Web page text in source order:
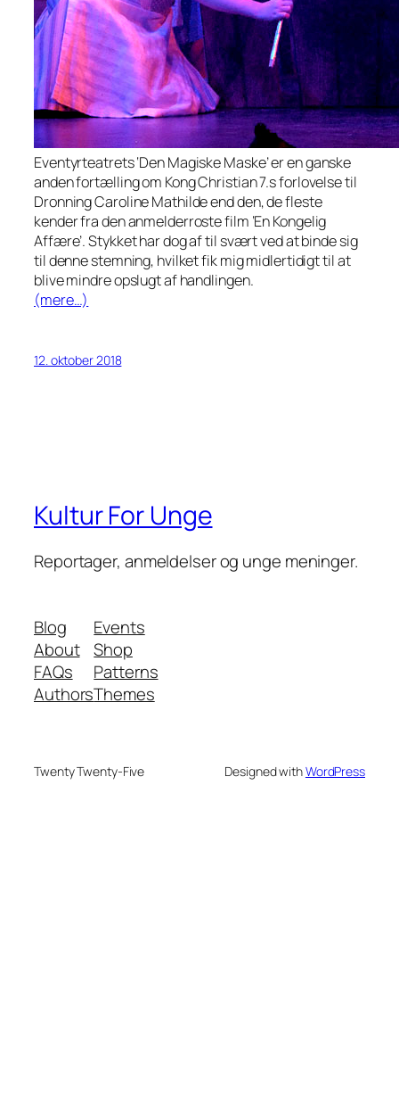
Eventyrteatrets ‘Den Magiske Maske’ er en ganske
anden fortælling om Kong Christian 7.s forlovelse til
Dronning Caroline Mathilde end den, de fleste
kender fra den anmelderroste film ‘En Kongelig
Affære’. Stykket har dog af til svært ved at binde sig
til denne stemning, hvilket fik mig midlertidigt til at
blive mindre opslugt af handlingen.
(mere…)
12. oktober 2018
Kultur For Unge
Reportager, anmeldelser og unge meninger.
Blog
About
FAQs
Authors
Events
Shop
Patterns
Themes
Twenty Twenty-Five Designed withWordPress